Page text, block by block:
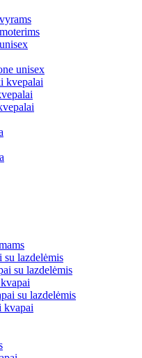
unisex
kvepalai
lazdelėmis
su lazdelėmis
su lazdelėmis
kvapai